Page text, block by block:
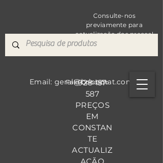
Consulte-nos
previamente para
actualização dos preços!
928 157
587
PREÇOS
EM
CONSTAN
TE
ACTUALIZ
Fale Conosco
Email: geral@bricomat.com